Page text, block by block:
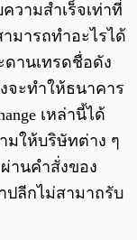
วามสำเร็จเท่าที่
มารถทำอะไรได้
ดานเทรดชื่อดัง
จะทำให้ธนาคาร
เหล่านี้ได้
มให้บริษัทต่าง ๆ
ผ่านคำสั่งของ
ปลีกไม่สามาถรับ